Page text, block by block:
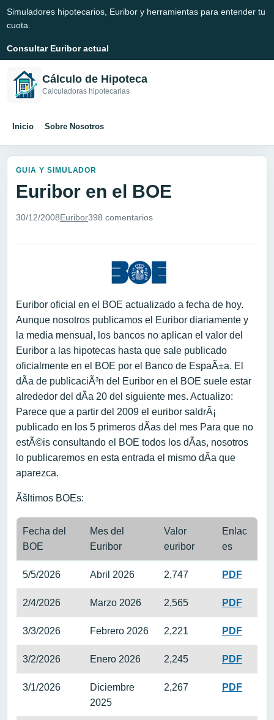
Simuladores hipotecarios, Euribor y herramientas para entender tu
cuota.
Consultar Euribor actual
Cálculo de Hipoteca
Calculadoras hipotecarias
Inicio Sobre Nosotros
GUIA Y SIMULADOR
Euribor en el BOE
30/12/2008Euribor398 comentarios
Euribor oficial en el BOE actualizado a fecha de hoy.
Aunque nosotros publicamos el Euribor diariamente y
la media mensual, los bancos no aplican el valor del
Euribor a las hipotecas hasta que sale publicado
oficialmente en el BOE por el Banco de EspaÃ±a. El
dÃ­a de publicaciÃ³n del Euribor en el BOE suele estar
alrededor del dÃ­a 20 del siguiente mes. Actualizo:
Parece que a partir del 2009 el euribor saldrÃ¡
publicado en los 5 primeros dÃ­as del mes Para que no
estÃ©is consultando el BOE todos los dÃ­as, nosotros
lo publicaremos en esta entrada el mismo dÃ­a que
aparezca.
Ãšltimos BOEs:
Fecha del
BOE
Mes del
Euribor
Valor
euribor
Enlac
es
5/5/2026 Abril 2026 2,747 PDF
2/4/2026 Marzo 2026 2,565 PDF
3/3/2026 Febrero 2026 2,221 PDF
3/2/2026 Enero 2026 2,245 PDF
3/1/2026
Diciembre
2025
2,267 PDF